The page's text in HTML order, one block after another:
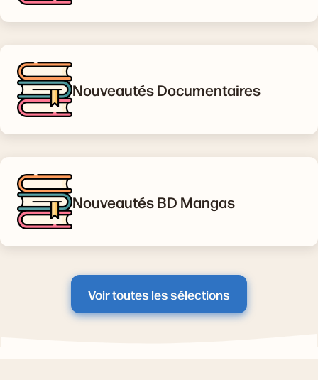
Nouveautés Documentaires
Nouveautés BD Mangas
Voir toutes les sélections